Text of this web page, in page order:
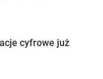
cyfrowe już